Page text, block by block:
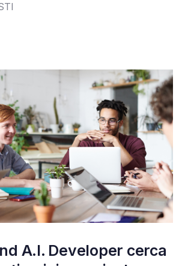
A.I. Developer cerca